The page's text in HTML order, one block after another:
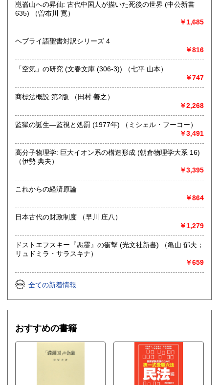
沿線名：京王相模原線
営業時間：9時～16時
定休日：日曜日 年末年始12月27日～1月5日までお休みとな
書籍の買取について
【宅配買取について】
https://www.northbookcenter-kaitori.com/
【出張買取について】
近隣の大学様や研究機関を対象に、 出張買取を行っており
八王子市や多摩市・日野市・町田市などが中心となります
場合がございますのでまずはお気軽にご連絡ください。
https://www.northbookcenter-kaitori.com/syucyou
取り扱い分野
哲学宗教、歴史、社会科学、自然科学、美術工芸、国語国
文、外国書、サブカルチャー
崑崙山への昇仙: 古代中国人が描いた死後の世界 (中公新書
635) （曽布川 寛）
￥1,685
ヘブライ語聖書対訳シリーズ 4
￥816
「空気」の研究 (文春文庫 (306‐3)) （七平 山本）
￥747
商標法概説 第2版 （田村 善之）
￥2,268
監獄の誕生―監視と処罰 (1977年) （ミシェル・フーコー）
￥3,491
高分子物理学: 巨大イオン系の構造形成 (朝倉物理学大系 16)
（伊勢 典夫）
￥3,395
これからの経済原論
￥864
日本古代の財政制度 （早川 庄八）
￥1,279
ドストエフスキー『悪霊』の衝撃 (光文社新書) （亀山 郁夫；
リュドミラ・サラスキナ）
￥659
全ての新着情報
おすすめの書籍